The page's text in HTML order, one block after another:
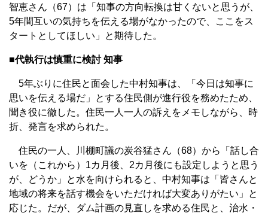
智恵さん（67）は「知事の方向転換は甘くないと思うが、
5年間互いの気持ちを伝える場がなかったので、ここをス
タートとしてほしい」と期待した。
■代執行は慎重に検討 知事
5年ぶりに住民と面会した中村知事は、「今日は知事に
思いを伝える場だ」とする住民側が進行役を務めたため、
聞き役に徹した。住民一人一人の訴えをメモしながら、時
折、発言を求められた。
住民の一人、川棚町議の炭谷猛さん（68）から「話し合
いを（これから）1カ月後、2カ月後にも設定しようと思う
が、どうか」と水を向けられると、中村知事は「皆さんと
地域の将来を話す機会をいただければ大変ありがたい」と
応じた。だが、ダム計画の見直しを求める住民と、治水・